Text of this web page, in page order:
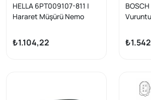
HELLA 6PT009107-811 |
Hararet Müşürü Nemo
Punto Idea Panda Alfa Mito
1.3 HDI/JTD 08-13
₺1.104,22
16V /